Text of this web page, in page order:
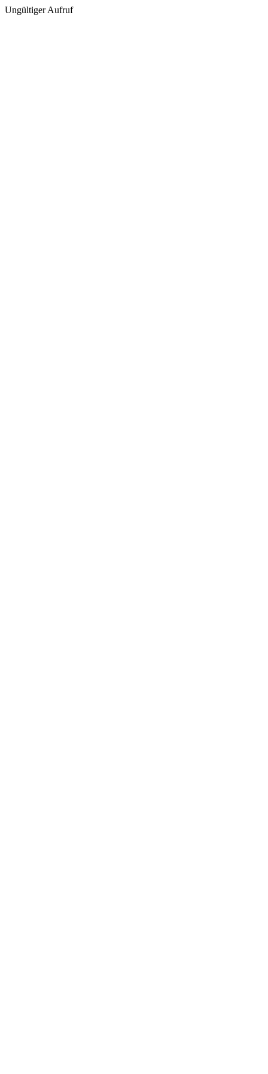
Ungültiger Aufruf